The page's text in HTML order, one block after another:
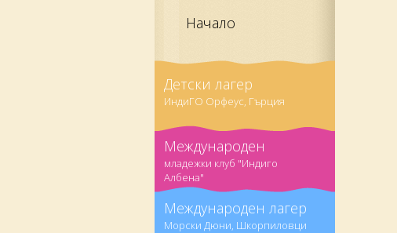
Начало
Детски лагер
ИндиГО Орфеус, Гърция
Международен
младежки клуб "Индиго
Албена"
Международен лагер
Морски Дюни, Шкорпиловци